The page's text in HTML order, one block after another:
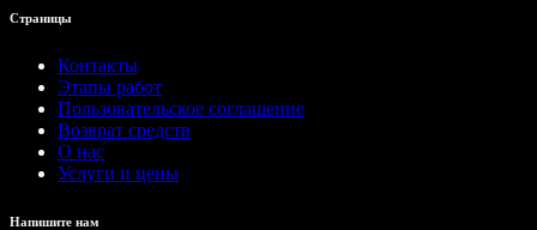
Страницы
Контакты
Этапы работ
Пользовательское соглашение
Возврат средств
О нас
Услуги и цены
Напишите нам